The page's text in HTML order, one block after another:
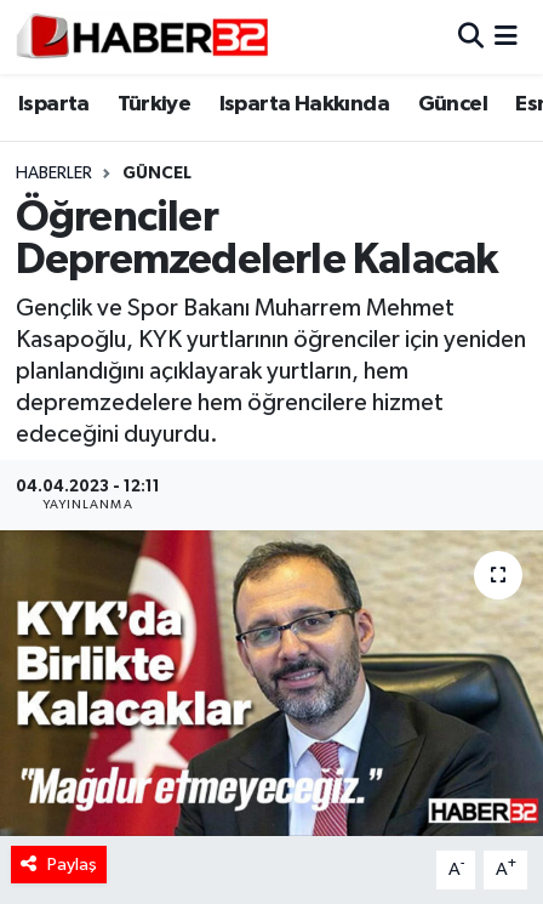
Isparta Türkiye Isparta Hakkında Güncel
HABERLER GÜNCEL
Öğrenciler
Depremzedelerle Kalacak
Gençlik ve Spor Bakanı Muharrem Mehmet
Kasapoğlu, KYK yurtlarının öğrenciler için yeniden
planlandığını açıklayarak yurtların, hem
depremzedelere hem öğrencilere hizmet
edeceğini duyurdu.
04.04.2023 - 12:11
YAYINLANMA
Paylaş A- A+
Isparta
Esnaf Diyor ki;
ASAYİŞ
BİLİM VE TEKNOLOJİ
EĞİTİM
HABERDE İNSAN
İlginç
KÜLTÜR SANAT
MAGAZİN
Oyun
Isparta Nöbetçi Eczaneler
Isparta Trafik Yoğunluk Haritası
Süper Lig Puan Durumu ve Fikstür
Tüm Manşetler
Son Dakika Haberleri